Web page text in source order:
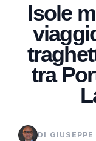
Isole
tra
DI